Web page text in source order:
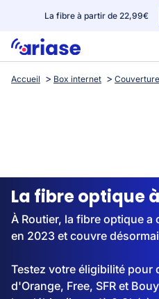
La fibre à partir de 22,99€
Box internet
Streaming
Accueil Box internet
La fibre optique
À Routier, la fibre optique a
en 2023 et couvre
Testez votre éligibilité
d'Orange, Free, SFR et